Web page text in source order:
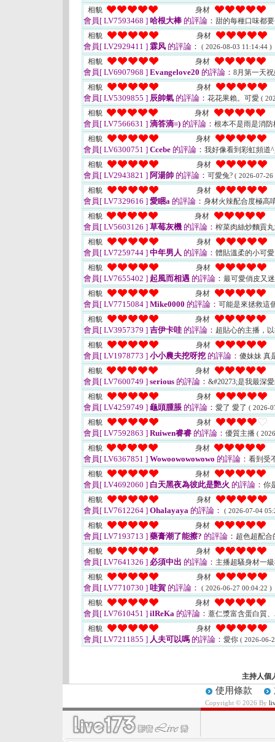
相貌
身材
會員[ LV7593468 ] 哈根大棒 的評論： 甜的每種口味都
相貌
身材
會員[ LV2929411 ] 霖风 的評論： ( 2026-08-03 11:14:44 )
相貌 身材
會員[ LV6907968 ] Evangelove20 的評論： 8月第一天
相貌
身材
會員[ LV5309855 ] 辰帥氣 的評論： 花花果賴。可愛 (
相貌 身材
會員[ LV7566631 ] 滴答滴=) 的評論： 根本不是雨是消
相貌
身材
會員[ LV6300751 ] Ccebe 的評論： 我好像看到彩虹頻道
相貌
身材
會員[ LV2943821 ] 阿湯帥 的評論： 可愛兔? ( 2026-07-26
相貌 身材
會員[ LV7329616 ] 愛睏a 的評論： 身材火辣配合度極高
相貌
身材
會員[ LV5603126 ] 草莓灰機 的評論： 榨菜肉絲炒麵貢
相貌
身材
會員[ LV7259744 ] 中年男人 的評論： 體貼溫柔的小可
相貌
身材
會員[ LV7655402 ] 起風而相遇 的評論： 最可愛俏皮又
相貌
身材
會員[ LV7715084 ] Mike0000 的評論： 可能是來拯救這
相貌
身材
會員[ LV3957379 ] 吉伊卡哇 的評論： 超貼心的主播，
相貌
身材
會員[ LV1978773 ] 小小農夫挖呀挖 的評論： 傻妹妹 真
相貌
身材
會員[ LV7600749 ] serious 的評論： &#20273;是我最深
相貌
身材
會員[ LV4259749 ] 龜頭腫脹 的評論： 愛了 愛了 ( 2026-
相貌 身材
會員[ LV7592863 ] Ruiwen睿睿 的評論： 優質主播 (
相貌 身材
會員[ LV6367851 ] Wowoowowowowo 的評論： 看到受
相貌
身材
會員[ LV4692060 ] 白天黑夜為彼此是艷火 的評論： 你
相貌
身材
會員[ LV7612264 ] Ohalayaya 的評論： ( 2026-07-04
相貌 身材
會員[ LV7193713 ] 藥膏潮了能擦? 的評論： 超色超配
相貌
身材
會員[ LV7641326 ] 必須中出 的評論： 主播超騷身材一
相貌
身材
會員[ LV7710730 ] 哇賀 的評論： ( 2026-06-27 00:04:22 )
相貌 身材
會員[ LV7610451 ] ilReKa 的評論： 薏仁漿富含蛋白質
相貌
身材
會員[ LV7211855 ] 人夫可以嗎 的評論： 愛你 ( 2026-06-
主持人個
使用條款
Copyright © 2026 By